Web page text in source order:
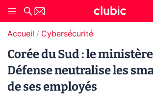
Accueil Cybersécurité
Corée du Sud : le
Défense neutralise les
de ses employés